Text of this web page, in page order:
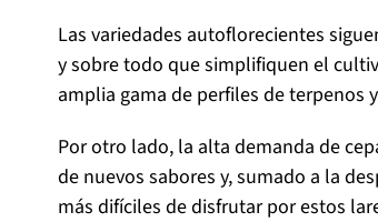
Las variedades autoflorecientes
y sobre todo que simplifiquen el
amplia gama de perfiles de terpenos
Por otro lado, la alta demanda de
de nuevos sabores y, sumado a la
más difíciles de disfrutar por estos